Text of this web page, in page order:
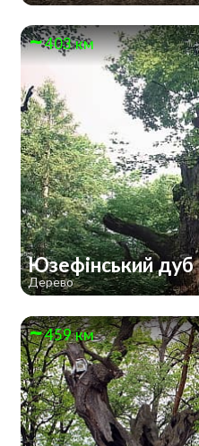
403 км
Юзефінський дуб
Дерево
459 км